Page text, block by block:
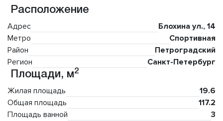
Расположение
Адрес
Блохина ул., 14
Метро
Спортивная
Район
Петроградский
Регион
Санкт-Петербург
Площади, м2
Жилая площадь
19.6
Общая площадь
117.2
Площадь ванной
3